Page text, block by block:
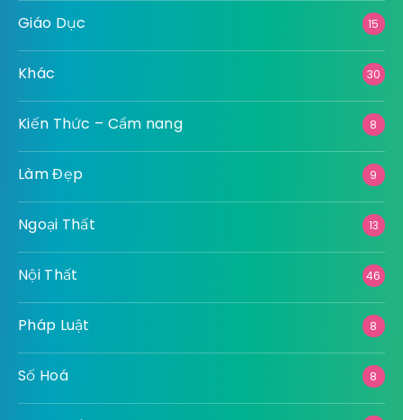
Giáo Dục 15
Khác 30
Kiến Thức – Cẩm nang 8
Làm Đẹp 9
Ngoại Thất 13
Nội Thất 46
Pháp Luật 8
Số Hoá 8